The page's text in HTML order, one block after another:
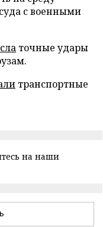
суда с военными
точные удары
транспортные
на наши